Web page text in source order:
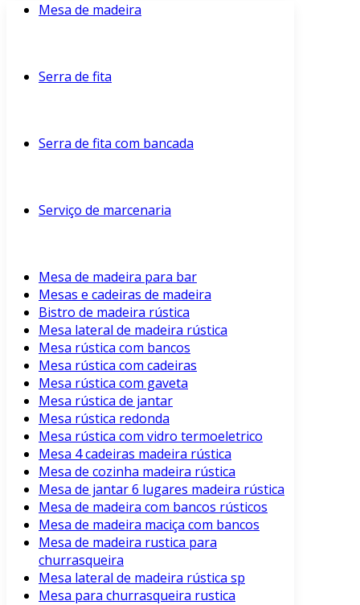
Mesa de madeira
Serra de fita
Serra de fita com bancada
Serviço de marcenaria
Mesa de madeira para bar
Mesas e cadeiras de madeira
Bistro de madeira rústica
Mesa lateral de madeira rústica
Mesa rústica com bancos
Mesa rústica com cadeiras
Mesa rústica com gaveta
Mesa rústica de jantar
Mesa rústica redonda
Mesa rústica com vidro termoeletrico
Mesa 4 cadeiras madeira rústica
Mesa de cozinha madeira rústica
Mesa de jantar 6 lugares madeira rústica
Mesa de madeira com bancos rústicos
Mesa de madeira maciça com bancos
Mesa de madeira rustica para
churrasqueira
Mesa lateral de madeira rústica sp
Mesa para churrasqueira rustica